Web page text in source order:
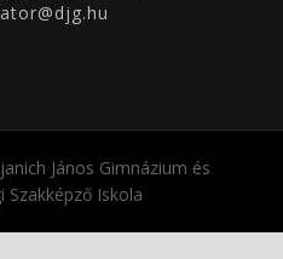
János Gimnázium és
Szakképző Iskola